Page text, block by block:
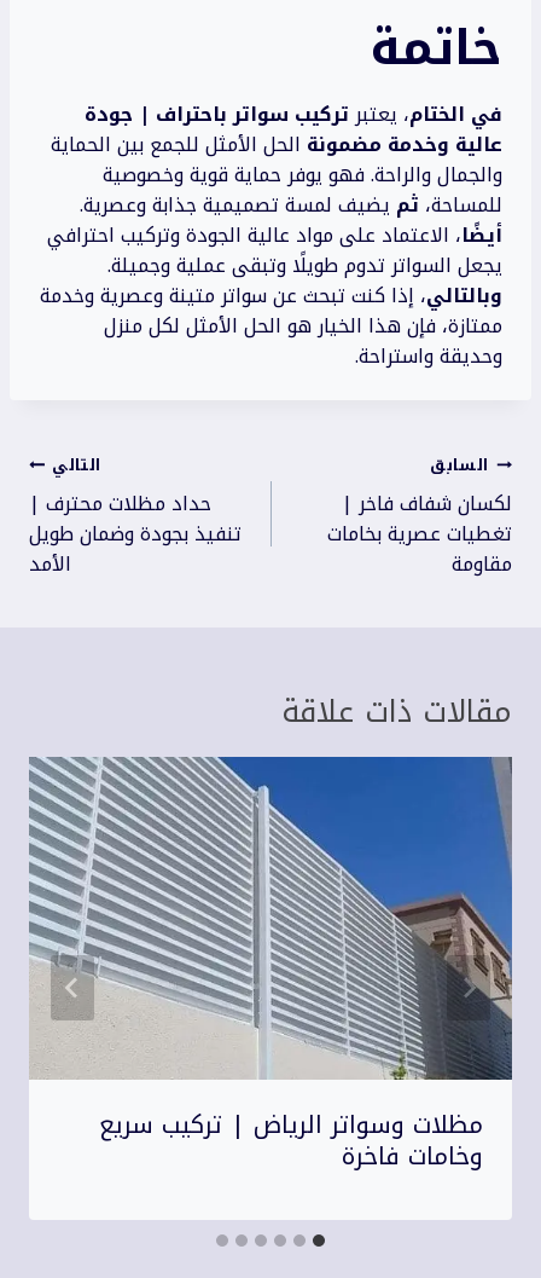
خاتمة
في الختام، يعتبرتركيب سواتر باحتراف | جودة
عالية وخدمة مضمونة الحل الأمثل للجمع بين الحماية
والجمال والراحة. فهو يوفر حماية قوية وخصوصية
للمساحة، ثم يضيف لمسة تصميمية جذابة وعصرية.
أيضًا، الاعتماد على مواد عالية الجودة وتركيب احترافي
يجعل السواتر تدوم طويلًا وتبقى عملية وجميلة.
وبالتالي، إذا كنت تبحث عن سواتر متينة وعصرية وخدمة
ممتازة، فإن هذا الخيار هو الحل الأمثل لكل منزل
وحديقة واستراحة.
تصفّح
المقالات
السابق
لكسان شفاف فاخر |
تغطيات عصرية بخامات
مقاومة
التالي
حداد مظلات محترف |
تنفيذ بجودة وضمان طويل
الأمد
مقالات ذات علاقة
مظلات وسواتر الرياض | تركيب سريع
وخامات فاخرة